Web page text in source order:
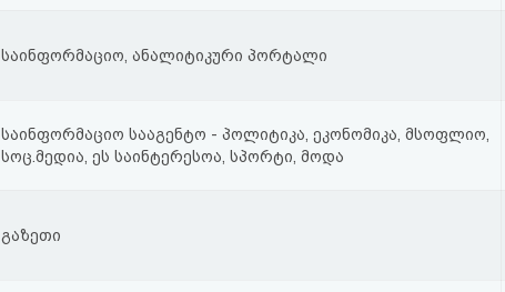
საინფორმაციო, ანალიტიკური პორტალი
საინფორმაციო სააგენტო - პოლიტიკა, ეკონომიკა, მსოფლიო,
სოც.მედია, ეს საინტერესოა, სპორტი, მოდა
გაზეთი